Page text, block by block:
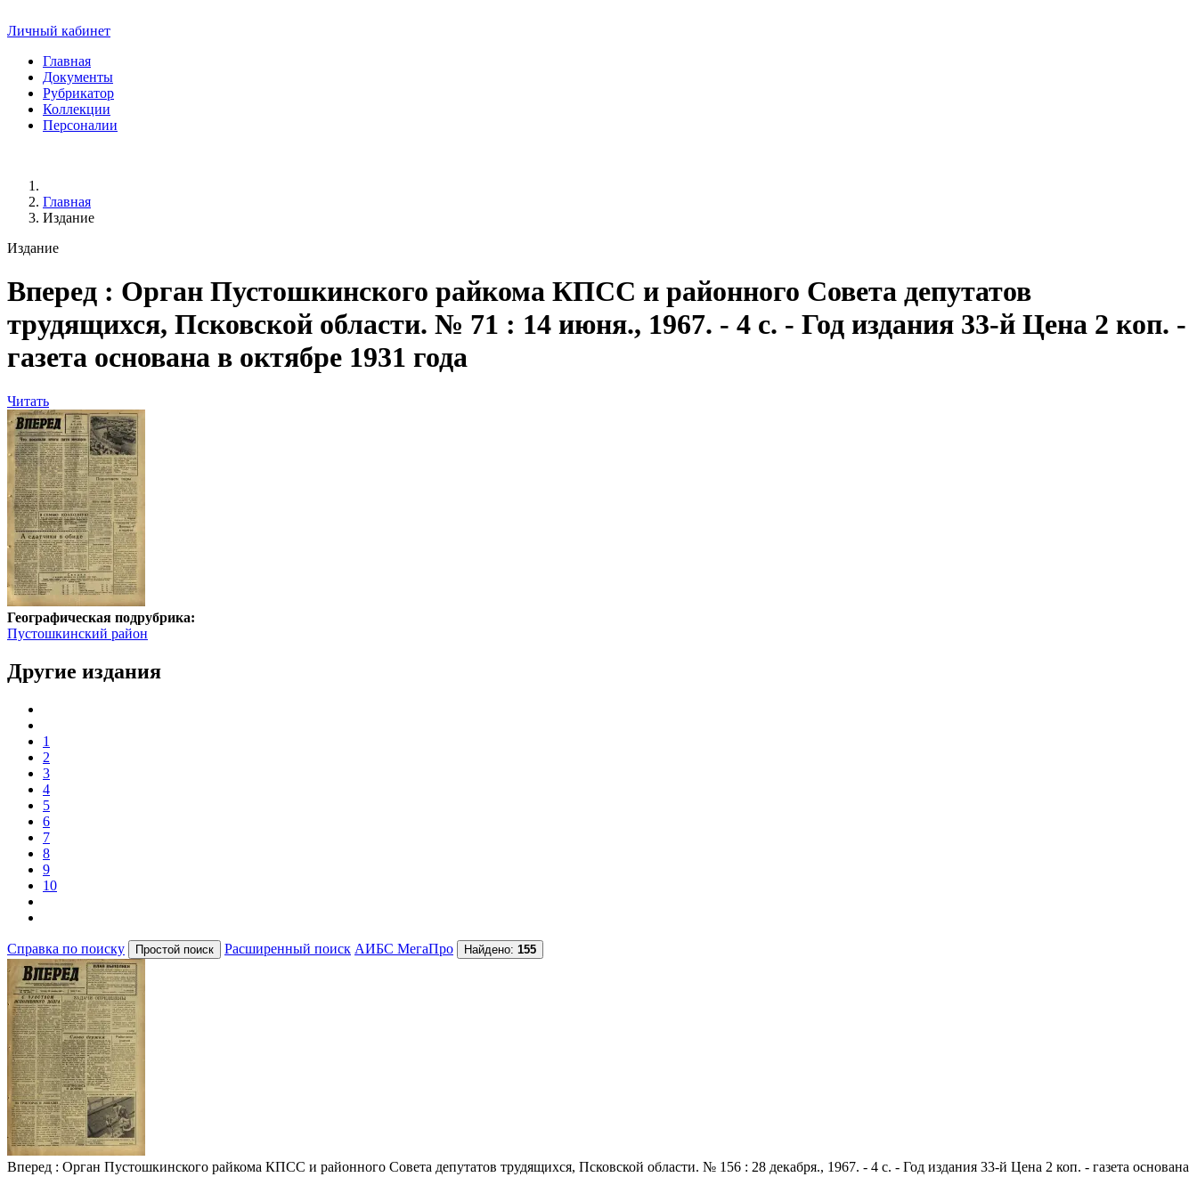
Личный кабинет
Главная
Документы
Рубрикатор
Коллекции
Персоналии
Главная
Издание
Издание
Вперед : Орган Пустошкинского райкома КПСС и районного Совета депутатов
трудящихся, Псковской области. № 71 : 14 июня., 1967. - 4 с. - Год издания 33-й Цена 2 коп. -
газета основана в октябре 1931 года
Читать
Географическая подрубрика:
Пустошкинский район
Другие издания
1
2
3
4
5
6
7
8
9
10
Справка по поиску Расширенный поиск АИБС МегаПро Найдено: 155
Вперед : Орган Пустошкинского райкома КПСС и районного Совета депутатов трудящихся, Псковской области. № 156 : 28 декабря., 1967. - 4 с. - Год издания 33-й Цена 2 коп. - газета основана